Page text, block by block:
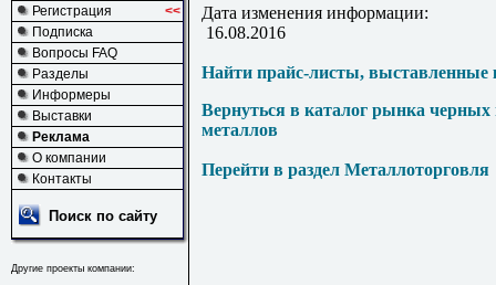
Регистрация
<<
Подписка
Вопросы FAQ
Разделы
Информеры
Выставки
Реклама
О компании
Контакты
Поиск по сайту
Другие проекты компании:
Дата изменения информации:
16.08.2016
Найти прайс-листы, выставленные
Вернуться в каталог рынка
металлов
Перейти в раздел Металлоторговля